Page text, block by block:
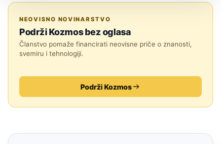
NEOVISNO NOVINARSTVO
Podrži Kozmos bez oglasa
Članstvo pomaže financirati neovisne priče o znanosti,
svemiru i tehnologiji.
Podrži Kozmos